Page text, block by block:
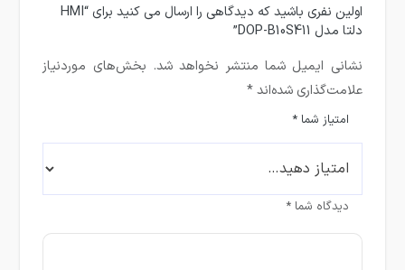
اولین نفری باشید که دیدگاهی را ارسال می کنید برای “HMI
دلتا مدل DOP-B10S411”
نشانی ایمیل شما منتشر نخواهد شد. بخش‌های موردنیاز
علامت‌گذاری شده‌اند*
امتیاز شما*
دیدگاه شما*